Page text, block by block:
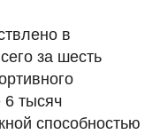
в
за шесть
6 тысяч
способностью